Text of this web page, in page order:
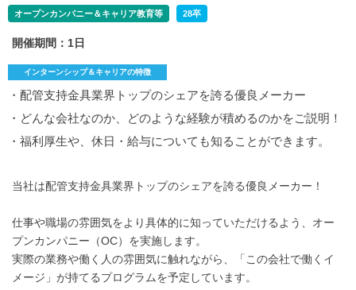
オープンカンパニー＆キャリア教育等 28卒
開催期間：1日
インターンシップ＆キャリアの特徴
・配管支持金具業界トップのシェアを誇る優良メーカー
・どんな会社なのか、どのような経験が積めるのかをご説明！
・福利厚生や、休日・給与についても知ることができます。
当社は配管支持金具業界トップのシェアを誇る優良メーカー！
仕事や職場の雰囲気をより具体的に知っていただけるよう、オー
プンカンパニー（OC）を実施します。
実際の業務や働く人の雰囲気に触れながら、「この会社で働くイ
メージ」が持てるプログラムを予定しています。